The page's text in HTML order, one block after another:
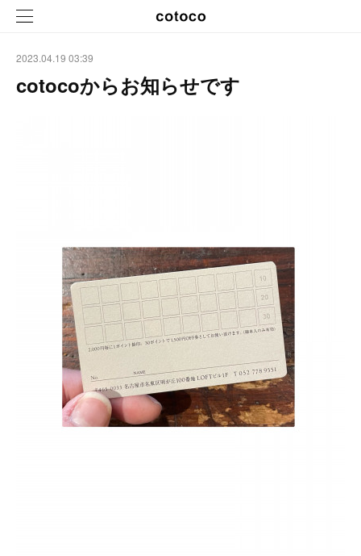
2023.04.19 03:39
cotocoからお知らせです